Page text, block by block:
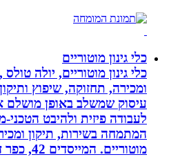
כלי גינון מוטוריים
כלי גינון מוטוריים, יולה טולס ,
ומכירה, תחזוקה, שיפוץ ותיקון
עיסוק שמשלב באופן מושלם
לעבודה פיזית ולהיבט הטכני-
המתמחה בשירות, תיקון ומכירת
מוטוריים. המייסדים 42, כפר דניאל